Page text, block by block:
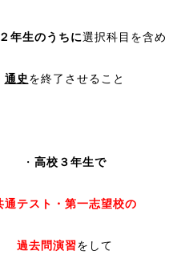
年生のうちに選択科目を含め
通史を終了させること
・ 高校３年生で
通テスト・第一志望校の
過去問演習をして